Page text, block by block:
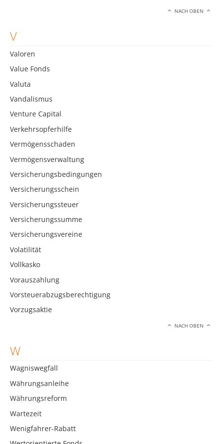
NACH OBEN
V
Valoren
Value Fonds
Valuta
Vandalismus
Venture Capital
Verkehrsopferhilfe
Vermögensschaden
Vermögensverwaltung
Versicherungsbedingungen
Versicherungsschein
Versicherungssteuer
Versicherungssumme
Versicherungsvereine
Volatilität
Vollkasko
Vorauszahlung
Vorsteuerabzugsberechtigung
Vorzugsaktie
NACH OBEN
W
Wagniswegfall
Währungsanleihe
Währungsreform
Wartezeit
Wenigfahrer-Rabatt